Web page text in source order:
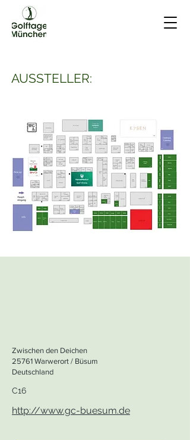
AUSSTELLER:
Zwischen den Deichen
25761 Warwerort / Büsum
Deutschland
C16
http://www.gc-buesum.de